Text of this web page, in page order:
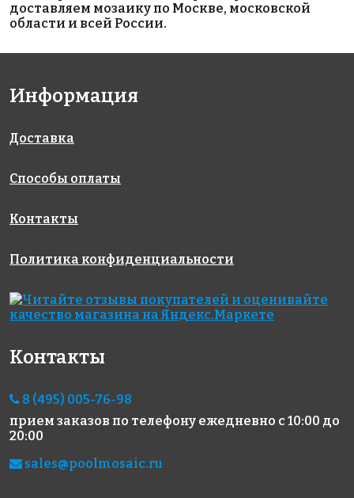
AKP017
306x306
AKP005
300x300
AKP006
AKP012
5600 руб./м²
AKP024
2500 руб./м²
5600 руб./м²
доставляем мозаику по Москве, московской
области и всей России.
Информация
Доставка
Способы оплаты
Контакты
Политика конфиденциальности
Контакты
8 (495) 005-76-98
прием заказов по телефону ежедневно с 10:00 до
20:00
sales@poolmosaic.ru